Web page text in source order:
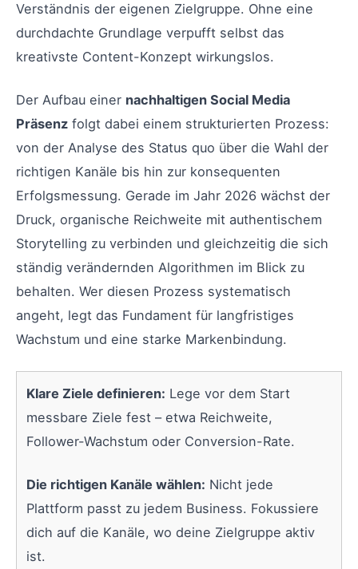
Verständnis der eigenen Zielgruppe. Ohne eine
durchdachte Grundlage verpufft selbst das
kreativste Content-Konzept wirkungslos.
Der Aufbau einer nachhaltigen Social Media
Präsenz folgt dabei einem strukturierten Prozess:
von der Analyse des Status quo über die Wahl der
richtigen Kanäle bis hin zur konsequenten
Erfolgsmessung. Gerade im Jahr 2026 wächst der
Druck, organische Reichweite mit authentischem
Storytelling zu verbinden und gleichzeitig die sich
ständig verändernden Algorithmen im Blick zu
behalten. Wer diesen Prozess systematisch
angeht, legt das Fundament für langfristiges
Wachstum und eine starke Markenbindung.
Klare Ziele definieren: Lege vor dem Start
messbare Ziele fest – etwa Reichweite,
Follower-Wachstum oder Conversion-Rate.
Die richtigen Kanäle wählen: Nicht jede
Plattform passt zu jedem Business. Fokussiere
dich auf die Kanäle, wo deine Zielgruppe aktiv
ist.